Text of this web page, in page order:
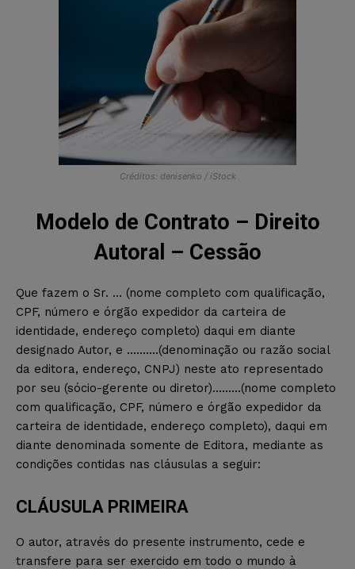
Créditos: denisenko / iStock
Modelo de Contrato – Direito
Autoral – Cessão
Que fazem o Sr. … (nome completo com qualificação,
CPF, número e órgão expedidor da carteira de
identidade, endereço completo) daqui em diante
designado Autor, e ……….(denominação ou razão social
da editora, endereço, CNPJ) neste ato representado
por seu (sócio-gerente ou diretor)………(nome completo
com qualificação, CPF, número e órgão expedidor da
carteira de identidade, endereço completo), daqui em
diante denominada somente de Editora, mediante as
condições contidas nas cláusulas a seguir:
CLÁUSULA PRIMEIRA
O autor, através do presente instrumento, cede e
transfere para ser exercido em todo o mundo à